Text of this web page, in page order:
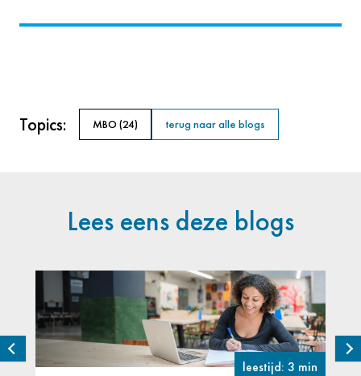
Topics: MBO (24) terug naar alle blogs
Lees eens deze blogs
leestijd: 3 min